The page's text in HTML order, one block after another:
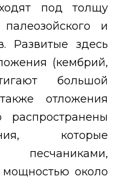
под толщу
и
Развитые здесь
(кембрий,
большой
отложения
которые
около